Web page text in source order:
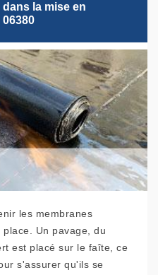
dans la mise en
les membranes
Un pavage, du
est placé sur le faîte, ce
s'assurer qu'ils se